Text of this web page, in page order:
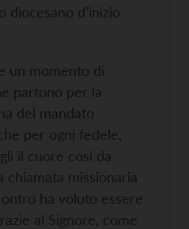
diocesano d’inizio
un momento di
partono per la
del mandato
per ogni fedele,
il cuore così da
missionaria
ha voluto essere
al Signore, come